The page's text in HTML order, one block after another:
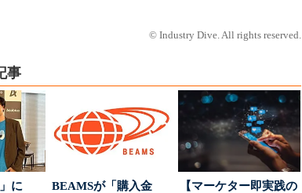
© Industry Dive. All rights reserved.
事
」に
BEAMSが「購入金
【マーケター即実践の